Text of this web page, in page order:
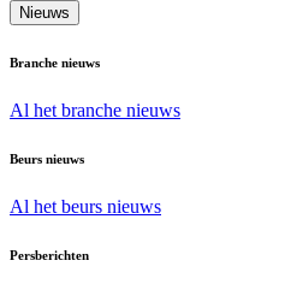
Nieuws
Branche nieuws
Al het branche nieuws
Beurs nieuws
Al het beurs nieuws
Persberichten